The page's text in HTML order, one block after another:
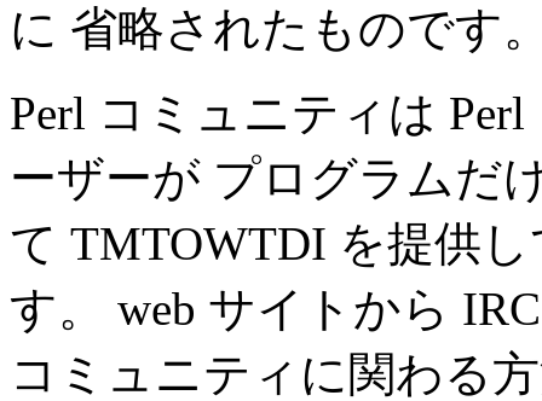
に 省略されたものです
Perl コミュニティは
ーザーが プログラムだ
て TMTOWTDI を提供
す。 web サイトから
コミュニティに関わる